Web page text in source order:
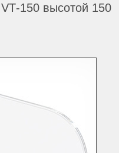
150 высотой 150